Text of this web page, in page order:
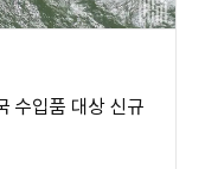
수입품 대상 신규